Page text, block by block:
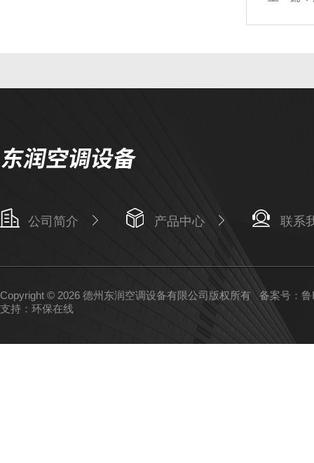
公司简介 产品中心 联系
Copyright © 2026 德州东润空调设备有限公司版权所有备案号：
支持： 环保在线